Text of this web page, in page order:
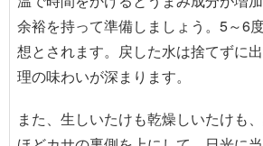
余裕を持って準備しましょう。5～6
想とされます。戻した水は捨てずに
理の味わいが深まります。
また、生しいたけも乾燥しいたけも